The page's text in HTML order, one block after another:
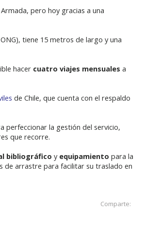
pero hoy gracias a una
tiene 15 metros de largo y una
hacer cuatro viajes mensuales a
de Chile, que cuenta con el respaldo
perfeccionar la gestión del servicio,
que recorre.
bibliográfico y equipamiento para la
de arrastre para facilitar su traslado en
Comparte: